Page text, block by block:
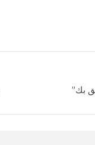
بك”